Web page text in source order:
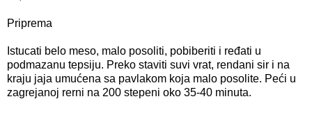
Priprema
Istucati belo meso, malo posoliti, pobiberiti i ređati u
podmazanu tepsiju. Preko staviti suvi vrat, rendani sir i na
kraju jaja umućena sa pavlakom koja malo posolite. Peći u
zagrejanoj rerni na 200 stepeni oko 35-40 minuta.